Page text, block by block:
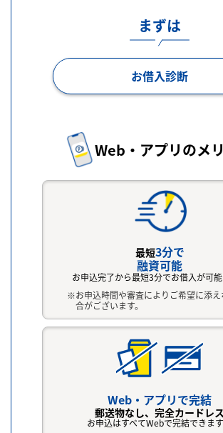
まずは
お借入診断
Web・アプリのメ
最短3分で
融資可能
お申込完了から最短3分でお借入が可能
お申込時間や審査によりご希望に添
合がございます。
Web・アプリで完結
郵送物なし、完全カードレス
お申込はすべてWebで完結できます